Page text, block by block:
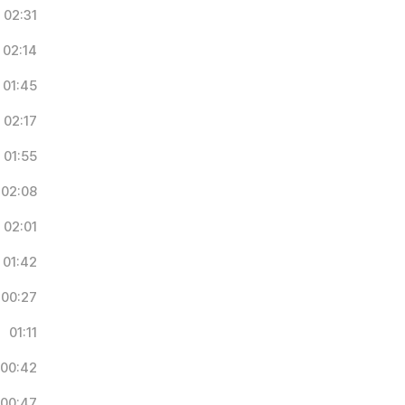
02:31
02:14
01:45
02:17
01:55
02:08
02:01
01:42
00:27
01:11
00:42